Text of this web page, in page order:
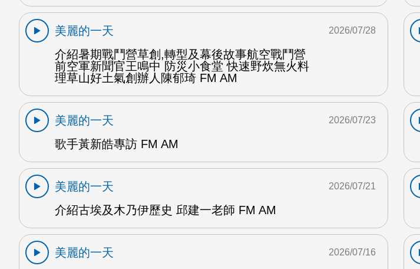
美麗的一天
介紹暑期戰鬥營草創,轉型及幕後故事航空戰鬥營
前空軍新聞官王鳴中 防災小食堂 快速野炊無火料
理草山好土氣創辦人陳郁琦 FM AM
2026/07/28
美麗的一天
歌手黃新皓專訪 FM AM
2026/07/23
美麗的一天
介紹古埃及木乃伊歷史 邱建一老師 FM AM
2026/07/21
美麗的一天
2026/07/16